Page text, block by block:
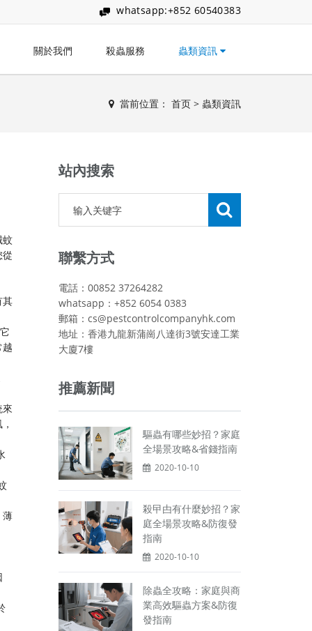
whatsapp:+852 60540383
關於我們 殺蟲服務 蟲類資訊
當前位置： 首页 > 蟲類資訊
蚊
其
來
薄
站內搜索
聯繫方式
電話：00852 37264282
whatsapp：+852 6054 0383
郵箱：cs@pestcontrolcompanyhk.com
地址：香港九龍新蒲崗八達街3號安達工業
大廈7樓
推薦新聞
驅蟲有哪些妙招？家庭
全場景攻略&省錢指南
2020-10-10
殺曱甴有什麼妙招？家
庭全場景攻略&防復發
指南
2020-10-10
除蟲全攻略：家庭與商
業高效驅蟲方案&防復
發指南